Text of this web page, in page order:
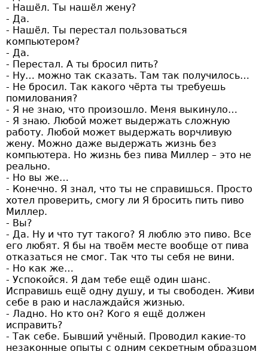
- Нашёл. Ты нашёл жену?
- Да.
- Нашёл. Ты перестал пользоваться
компьютером?
- Да.
- Перестал. А ты бросил пить?
- Ну… можно так сказать. Там так получилось…
- Не бросил. Так какого чёрта ты требуешь
помилования?
- Я не знаю, что произошло. Меня выкинуло…
- Я знаю. Любой может выдержать сложную
работу. Любой может выдержать ворчливую
жену. Можно даже выдержать жизнь без
компьютера. Но жизнь без пива Миллер – это не
реально.
- Но вы же…
- Конечно. Я знал, что ты не справишься. Просто
хотел проверить, смогу ли Я бросить пить пиво
Миллер.
- Вы?
- Да. Ну и что тут такого? Я люблю это пиво. Все
его любят. Я бы на твоём месте вообще от пива
отказаться не смог. Так что ты себя не вини.
- Но как же…
- Успокойся. Я дам тебе ещё один шанс.
Исправишь ещё одну душу, и ты свободен. Живи
себе в раю и наслаждайся жизнью.
- Ладно. Но кто он? Кого я ещё должен
исправить?
- Так себе. Бывший учёный. Проводил какие-то
незаконные опыты с одним секретным образцом